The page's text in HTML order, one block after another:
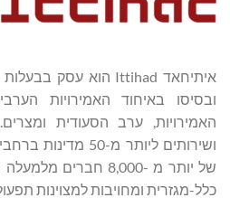
ובסיסו באיחוד האמירויות
האמירויות, ערב הסעודית
ושירותים ליותר מ-
כלל-מגזרית ומחויבות למצוינות